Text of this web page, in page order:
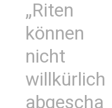
„Riten
können
nicht
willkürlich
abgescha